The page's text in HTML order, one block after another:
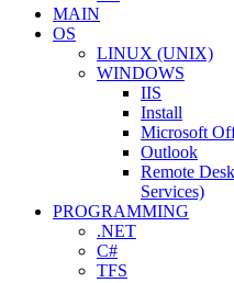
MAIN
OS
LINUX (UNIX)
WINDOWS
IIS
Install
Microsoft
Outlook
Remote
Services)
PROGRAMMING
.NET
C#
TFS